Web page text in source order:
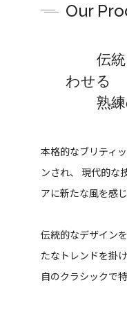
Our
伝統
わせる
熟練
本格的なブリティ
ンされ、
現代的な
アに新たな風を感
伝統的なデザイン
たなトレンドを掛
自のクラシックで